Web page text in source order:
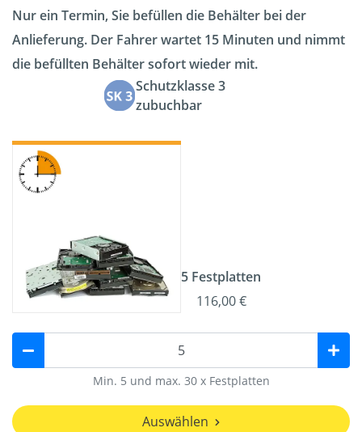
Nur ein Termin, Sie befüllen die Behälter bei der
Anlieferung. Der Fahrer wartet 15 Minuten und nimmt
die befüllten Behälter sofort wieder mit.
Schutzklasse 3
zubuchbar
5 Festplatten
116,00 €
Min. 5 und max. 30 x Festplatten
Auswählen